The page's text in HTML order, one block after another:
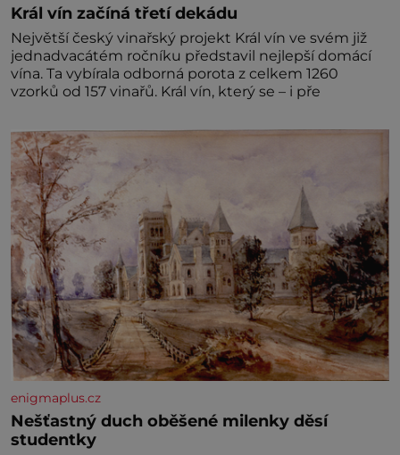
Král vín začíná třetí dekádu
Největší český vinařský projekt Král vín ve svém již
jednadvacátém ročníku představil nejlepší domácí
vína. Ta vybírala odborná porota z celkem 1260
vzorků od 157 vinařů. Král vín, který se – i pře
enigmaplus.cz
Nešťastný duch oběšené milenky děsí
studentky